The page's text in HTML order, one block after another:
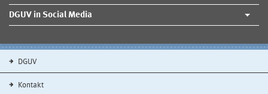
DGUV in Social Media
DGUV
Kontakt